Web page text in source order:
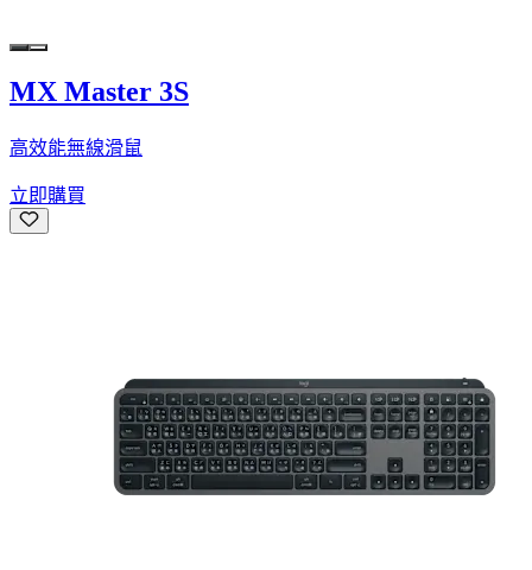
MX Master 3S
高效能無線滑鼠
立即購買